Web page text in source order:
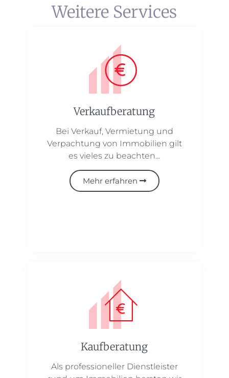
Weitere Services
Verkaufberatung
Bei Verkauf, Vermietung und
Verpachtung von Immobilien gilt
es vieles zu beachten...
Mehr erfahren
Kaufberatung
Als professioneller Dienstleister